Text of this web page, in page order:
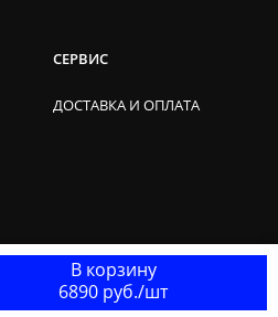
В корзину
6890 руб./шт
СЕРВИС
ДОСТАВКА И ОПЛАТА